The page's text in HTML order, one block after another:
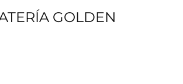
GOLDEN